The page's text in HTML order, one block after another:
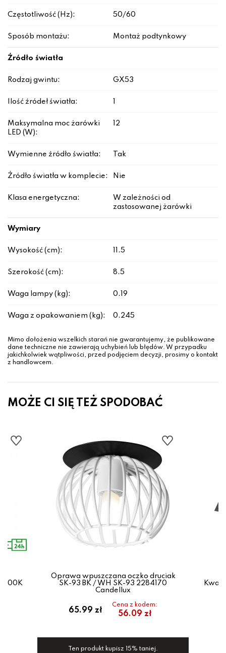
Częstotliwość (Hz): 50/60
Sposób montażu: Montaż podtynkowy
Źródło światła
Rodzaj gwintu: GX53
Ilość źródeł światła:
Maksymalna moc żarówki
LED (W):
12
Wymienne źródło światła: Tak
Źródło światła w komplecie: Nie
Klasa energetyczna:
W zależności od
zastosowanej żarówki
Wymiary
Wysokość (cm): 11.5
Szerokość (cm): 8.5
Waga lampy (kg): 0.19
Waga z opakowaniem (kg): 0.245
Mimo dołożenia wszelkich starań nie gwarantujemy, że publikowane
dane techniczne nie zawierają uchybień lub błędów. W przypadku
jakichkolwiek wątpliwości, przed podjęciem decyzji, prosimy o kontakt
z handlowcem.
MOŻE CI SIĘ TEŻ SPODOBAĆ
Oprawa wpuszczana oczko druciak
SK-93 BK / WH SK-93 2284170
Candellux
65.99 zł
Cena z kodem:
56.09 zł
Ten produkt kupisz 15% taniej.